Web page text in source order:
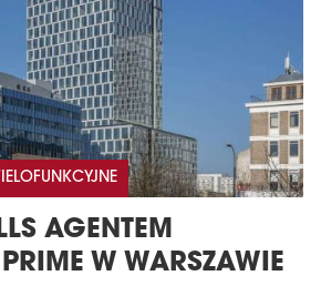
AGENTEM
W WARSZAWIE